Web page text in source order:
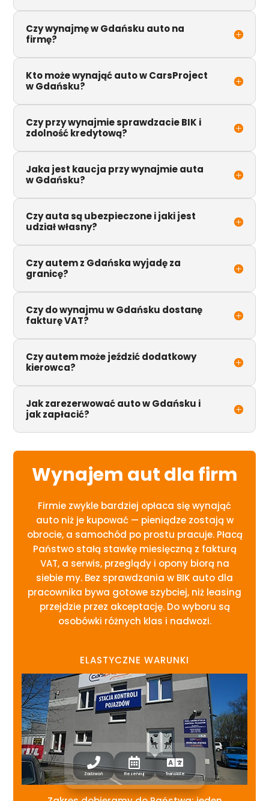
Czy wynajmę w Gdańsku auto na
firmę?
Kto może wynająć auto w CarsProject
w Gdańsku?
Czy przy wynajmie sprawdzacie BIK i
zdolność kredytową?
Jaka jest kaucja przy wynajmie auta
w Gdańsku?
Czy auta są ubezpieczone i jaki jest
udział własny?
Czy autem z Gdańska wyjadę za
granicę?
Czy do wynajmu w Gdańsku dostanę
fakturę VAT?
Czy autem może jeździć dodatkowy
kierowca?
Jak zarezerwować auto w Gdańsku i
jak zapłacić?
Wynajem aut dla firm
Firmie zwykle bardziej opłaca się wynająć
auto niż je kupować — pieniądze zostają w
obrocie, a samochód po prostu pracuje. Płacą
Państwo stałą stawkę miesięczną z fakturą
VAT, a serwis, przeglądy i opony biorą na
siebie my. Bez sprawdzania w BIK auto dla
pracownika bywa gotowe szybciej, niż leasing
przejdzie przez akceptację. Do wyboru są
osobówki różnych klas i nadwozi.
ELASTYCZNE WARUNKI

Zadzwoń

Rezerwuj

Translate